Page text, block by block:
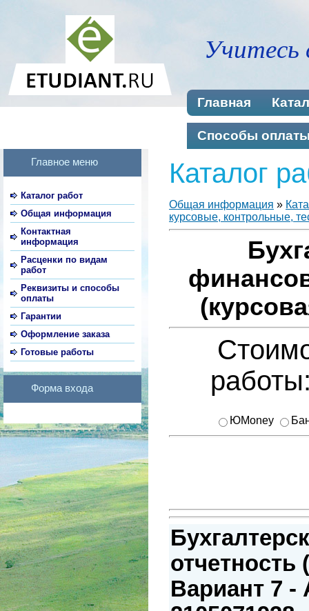
Учитесь
Главная
Способы
Главное меню
Каталог работ
Общая информация
Контактная
информация
Расценки по видам
работ
Реквизиты и способы
оплаты
Гарантии
Оформление заказа
Готовые работы
Форма входа
Каталог
Общая информация »
курсовые, контрольные,
ЮMoney
отчетность
Вариант 7 -